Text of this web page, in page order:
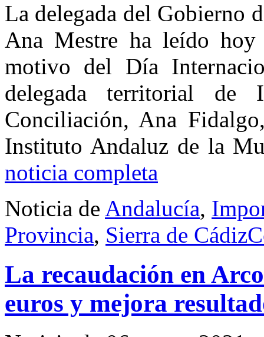
La delegada del Gobierno
Ana Mestre ha leído
motivo del Día
delegada territorial de
Conciliación, Ana
Instituto Andaluz de la
noticia completa
Noticia de Andalucía,
Provincia, Sierra de Cádiz
La recaudación en
euros y mejora